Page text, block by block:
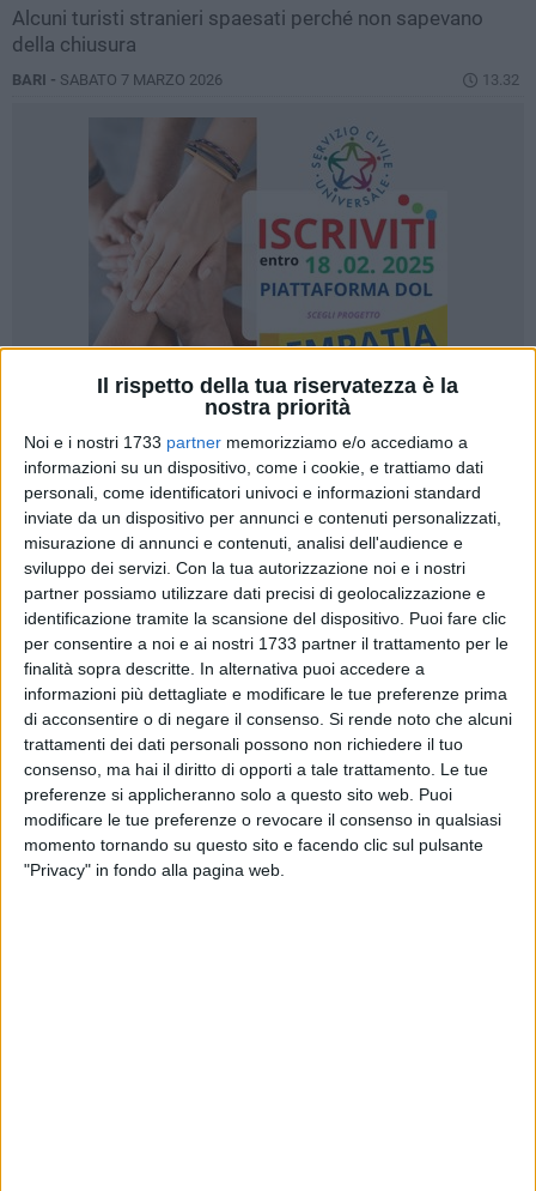
Il rispetto della tua riservatezza è la
nostra priorità
Noi e i nostri 1733 partner memorizziamo e/o accediamo a
informazioni su un dispositivo, come i cookie, e trattiamo dati
personali, come identificatori univoci e informazioni standard
inviate da un dispositivo per annunci e contenuti personalizzati,
misurazione di annunci e contenuti, analisi dell'audience e
sviluppo dei servizi. Con la tua autorizzazione noi e i nostri
partner possiamo utilizzare dati precisi di geolocalizzazione e
identificazione tramite la scansione del dispositivo. Puoi fare clic
per consentire a noi e ai nostri 1733 partner il trattamento per le
finalità sopra descritte. In alternativa puoi accedere a
informazioni più dettagliate e modificare le tue preferenze prima
di acconsentire o di negare il consenso. Si rende noto che alcuni
trattamenti dei dati personali possono non richiedere il tuo
consenso, ma hai il diritto di opporti a tale trattamento. Le tue
preferenze si applicheranno solo a questo sito web. Puoi
modificare le tue preferenze o revocare il consenso in qualsiasi
momento tornando su questo sito e facendo clic sul pulsante
"Privacy" in fondo alla pagina web.
Alcuni turisti stranieri spaesati perché non sapevano
della chiusura
BARI - SABATO 7 MARZO 2026 13.32
A cura di
ELGA MONTANI E GIANLUCA BATTISTA
La scena è vagamente spettrale: binari senza treni, banchine
deserte, altoparlanti muti. La stazione di Bari Centrale
chiusa dalla scorsa notte e riaprirà al transito, all'arrivo ed
alle partenze dei convogli solo da lunedì 9 marzo. Rete
Ferroviaria Italiana sta effettuando lavori al suo ingresso sul
Tronco Taranto,lavori necessari per un ammodernamento
delle infrastrutture ormai resosi improcrastinabile. Bus
sostitutivi per Lecce da Barletta.
In stazione solo qualche turista straniero, paradossalmente
non informato sulla situazione in corso, una piccola falla in